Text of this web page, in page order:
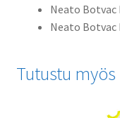
Neato Botvac
Neato Botvac
Tutustu myös